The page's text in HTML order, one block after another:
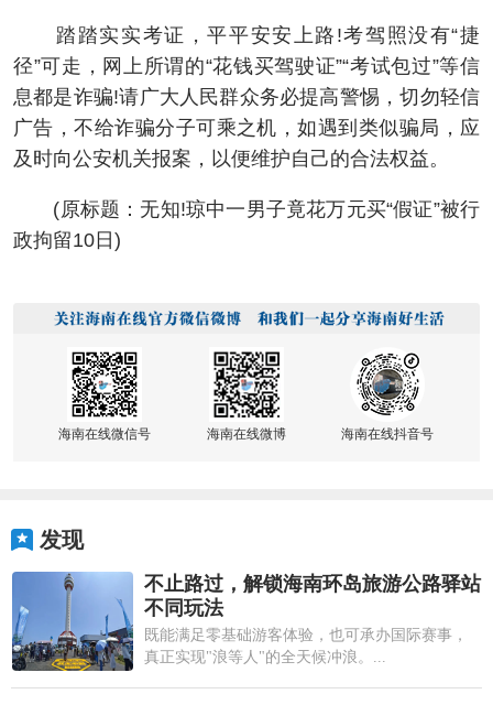
踏踏实实考证，平平安安上路!考驾照没有“捷
径”可走，网上所谓的“花钱买驾驶证”“考试包过”等信
息都是诈骗!请广大人民群众务必提高警惕，切勿轻信
广告，不给诈骗分子可乘之机，如遇到类似骗局，应
及时向公安机关报案，以便维护自己的合法权益。
(原标题：无知!琼中一男子竟花万元买“假证”被行
政拘留10日)
海南在线微信号 海南在线微博 海南在线抖音号
发现
不止路过，解锁海南环岛旅游公路驿站
不同玩法
既能满足零基础游客体验，也可承办国际赛事，
真正实现"浪等人"的全天候冲浪。...